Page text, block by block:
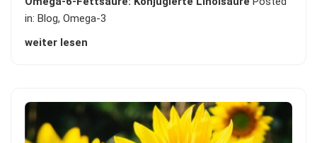
in: Blog,Omega-3
weiter lesen